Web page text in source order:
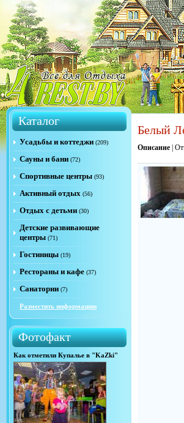
Каталог
Усадьбы и коттеджи (209)
Сауны и бани (72)
Спортивные центры (93)
Активный отдых (56)
Отдых с детьми (30)
Детские развивающие
центры (71)
Гостиницы (19)
Рестораны и кафе (37)
Санатории (7)
Разместить информацию
Фотофакт
Как отметили Купалье в "KaZki"
Белый
Описание